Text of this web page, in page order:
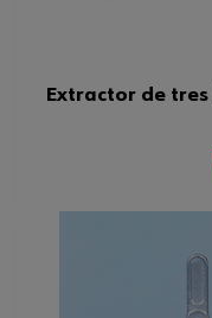
Extractor de